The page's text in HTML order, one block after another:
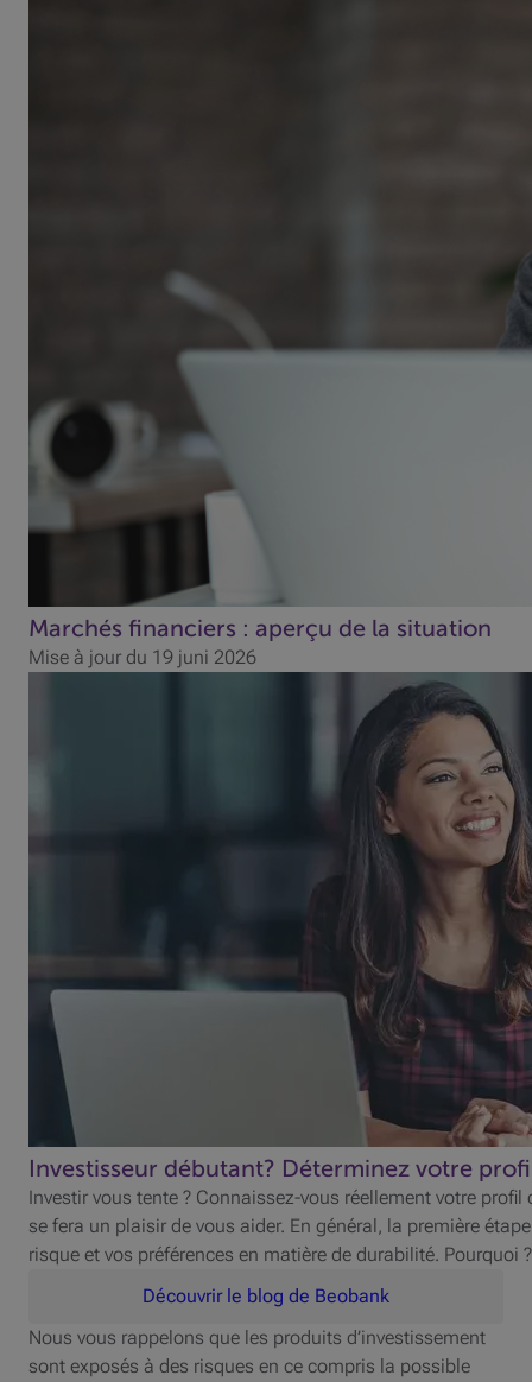
Marchés financiers : aperçu de la situation
Mise à jour du 19 juni 2026
Investisseur débutant? Déterminez votre
Investir vous tente ? Connaissez-vous réellement votre
se fera un plaisir de vous aider. En général, la première
risque et vos préférences en matière de durabilité. Pourquoi
Découvrir le blog de Beobank
Nous vous rappelons que les produits d’investissement
sont exposés à des risques en ce compris la possible